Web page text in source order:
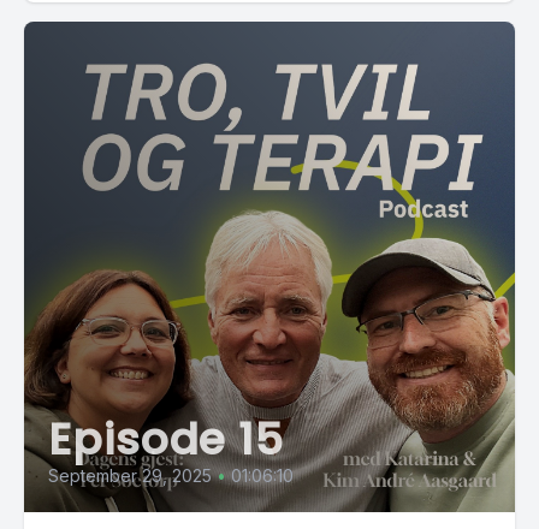
Episode 15
September 29, 2025 • 01:06:10